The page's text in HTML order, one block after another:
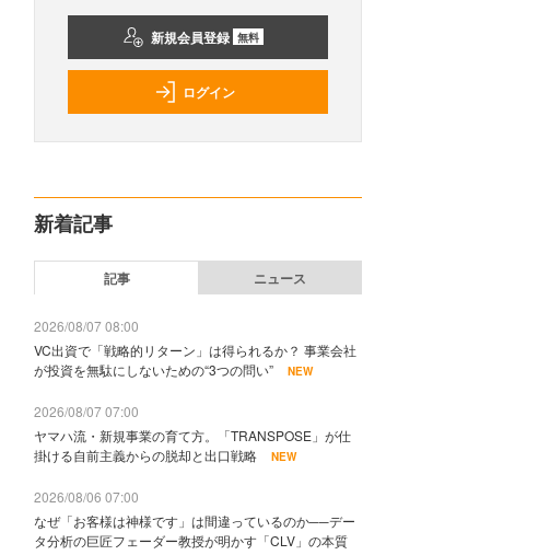
新規会員登録 無料
ログイン
新着記事
記事 ニュース
2026/08/07 08:00
VC出資で「戦略的リターン」は得られるか？ 事業会社
が投資を無駄にしないための“3つの問い”
NEW
2026/08/07 07:00
ヤマハ流・新規事業の育て方。「TRANSPOSE」が仕
掛ける自前主義からの脱却と出口戦略
NEW
2026/08/06 07:00
なぜ「お客様は神様です」は間違っているのか──デー
タ分析の巨匠フェーダー教授が明かす「CLV」の本質